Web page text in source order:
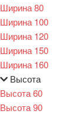
Ширина 80
Ширина 100
Ширина 120
Ширина 150
Ширина 160
Высота
Высота 60
Высота 90